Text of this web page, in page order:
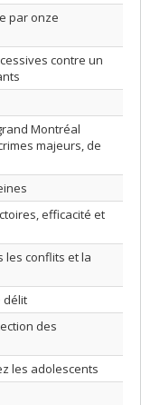
par onze
contre un
Montréal
majeurs, de
efficacité et
les conflits et la
délit
des
les adolescents